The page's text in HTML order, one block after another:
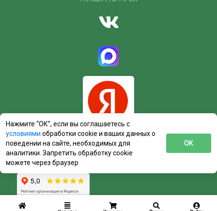
Нажмите “ОК”, если вы соглашаетесь с
условиями обработки cookie и ваших данных о
поведении на сайте, необходимых для
аналитики. Запретить обработку cookie
можете через браузер
ОК